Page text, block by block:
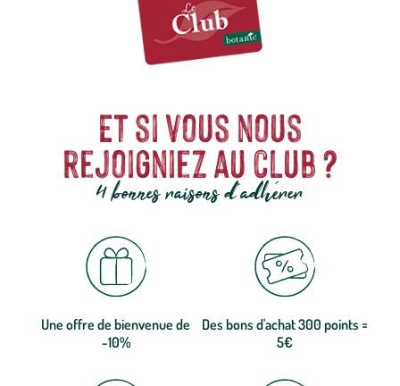
Et si vous nous
rejoigniez au club ?
4 bonnes raisons d'adhérer
Une offre de bienvenue de
-10%
Des bons d'achat 300 points =
5€